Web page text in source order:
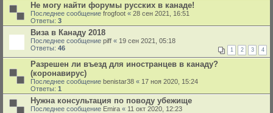
Не могу найти форумы русских в канаде!
Последнее сообщение frogfoot « 28 сен 2021, 16:51
Ответы: 3
Виза в Канаду 2018
Последнее сообщение piff « 19 сен 2021, 05:18
Ответы: 46 1 2 3 4
Разрешен ли въезд для иностранцев в канаду?
(коронавирус)
Последнее сообщение benistar38 « 17 ноя 2020, 15:24
Ответы: 1
Нужна консультация по поводу убежище
Последнее сообщение Emira « 11 окт 2020, 12:23